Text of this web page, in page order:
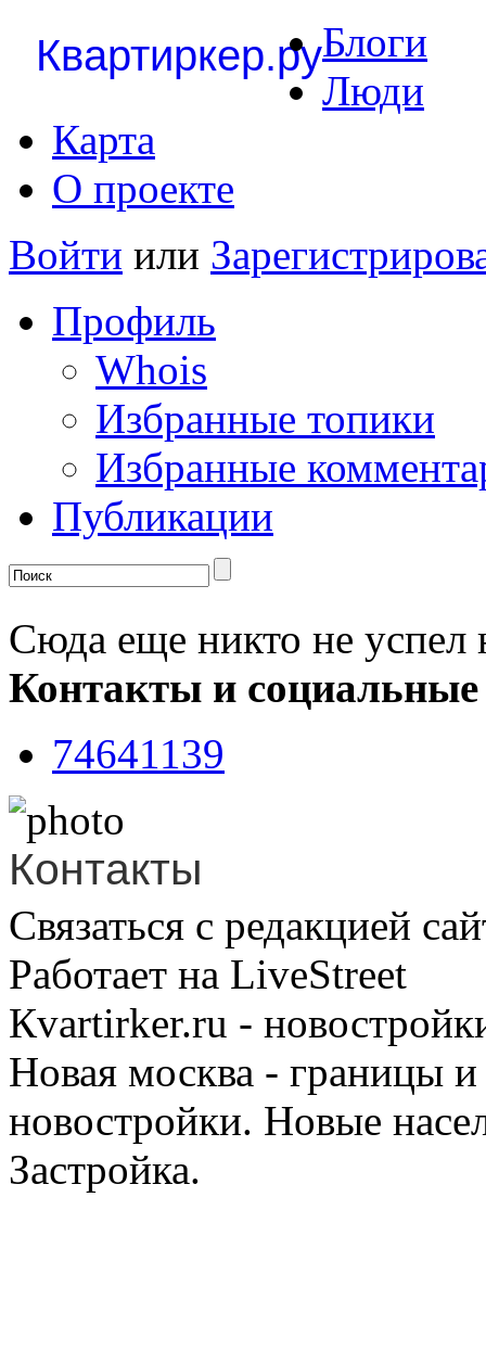
Квартиркер.руБлоги
Люди
Карта
О проекте
Войти или
Профиль
Whois
Избранные топики
Избранные
Публикации
Сюда еще никто не успел
Контакты и социальные
74641139
Контакты
Связаться с редакцией
Работает на LiveStreet
Кvartirker.ru -
Новая москва - границы
новостройки. Новые
Застройка.